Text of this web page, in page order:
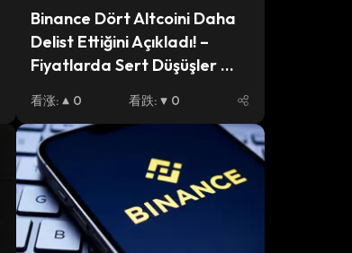
Binance Dört Altcoini Daha
Delist Ettiğini Açıkladı! –
Fiyatlarda Sert Düşüşler
看涨: 0 看跌: 0